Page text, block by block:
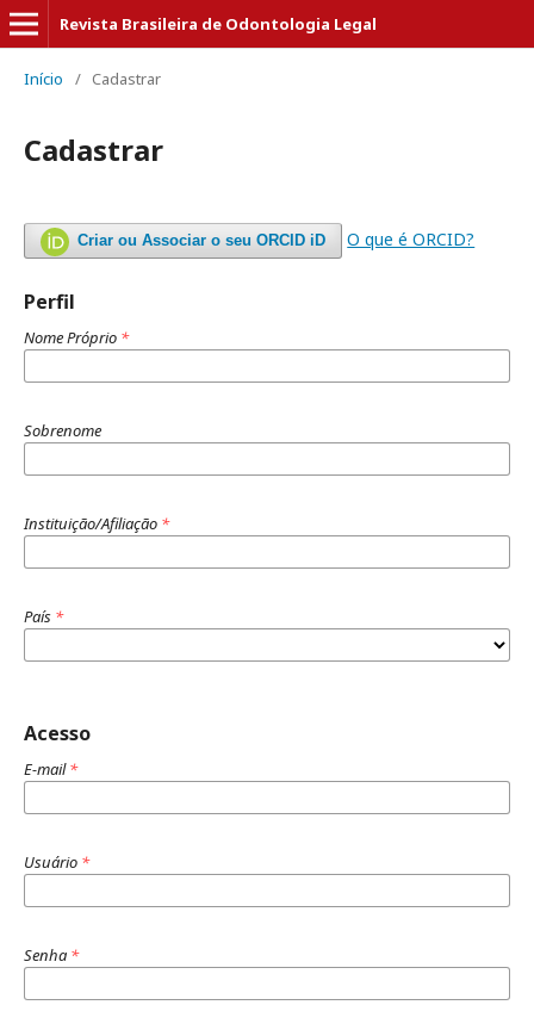
Revista Brasileira de Odontologia Legal
Início / Cadastrar
Cadastrar
Criar ou Associar o seu ORCID iD O que é ORCID?
Perfil
Nome Próprio *
Sobrenome
Instituição/Afiliação *
País *
Acesso
E-mail*
Usuário *
Senha *